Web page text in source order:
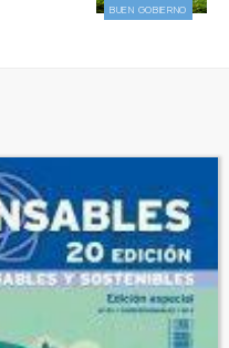
BUEN GOBIERNO